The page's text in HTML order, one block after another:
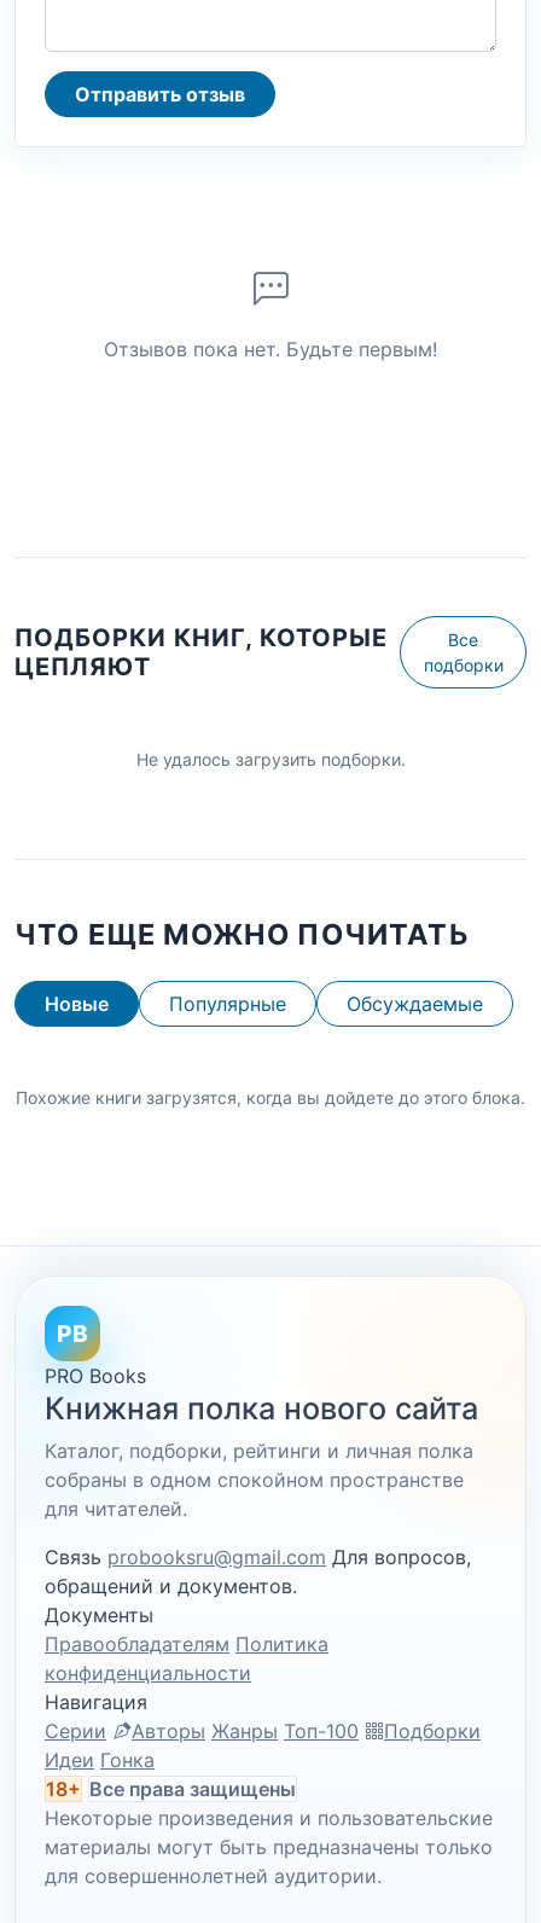
Отправить отзыв
Отзывов пока нет. Будьте первым!
ПОДБОРКИ КНИГ, КОТОРЫЕ
ЦЕПЛЯЮТ
Все
подборки
Не удалось загрузить подборки.
ЧТО ЕЩЕ МОЖНО ПОЧИТАТЬ
Новые Популярные Обсуждаемые
Похожие книги загрузятся, когда вы дойдете до этого блока.
PB
PRO Books
Книжная полка нового сайта
Каталог, подборки, рейтинги и личная полка
собраны в одном спокойном пространстве
для читателей.
Связь probooksru@gmail.com Для вопросов,
обращений и документов.
Документы
Правообладателям Политика
конфиденциальности
Навигация
Серии
Авторы Жанры Топ-100
Подборки
Идеи Гонка
18+ Все права защищены
Некоторые произведения и пользовательские
материалы могут быть предназначены только
для совершеннолетней аудитории.